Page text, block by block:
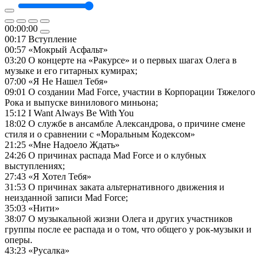
00:00:00
00:17 Вступление
00:57 «Мокрый Асфальт»
03:20 О концерте на «Ракурсе» и о первых шагах Олега в
музыке и его гитарных кумирах;
07:00 «Я Не Нашел Тебя»
09:01 О создании Mad Force, участии в Корпорации Тяжелого
Рока и выпуске винилового миньона;
15:12 I Want Always Be With You
18:02 О службе в ансамбле Александрова, о причине смене
стиля и о сравнении с «Моральным Кодексом»
21:25 «Мне Надоело Ждать»
24:26 О причинах распада Mad Force и о клубных
выступлениях;
27:43 «Я Хотел Тебя»
31:53 О причинах заката альтернативного движения и
неизданной записи Mad Force;
35:03 «Нити»
38:07 О музыкальной жизни Олега и других участников
группы после ее распада и о том, что общего у рок-музыки и
оперы.
43:23 «Русалка»